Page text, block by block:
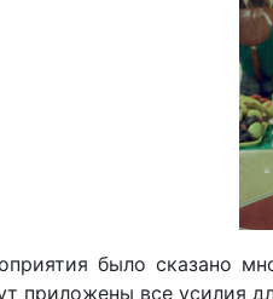
было сказано
приложены все усилия